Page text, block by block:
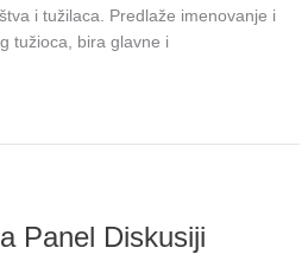
i tužilaca. Predlaže imenovanje i
tužioca, bira glavne i
Panel Diskusiji